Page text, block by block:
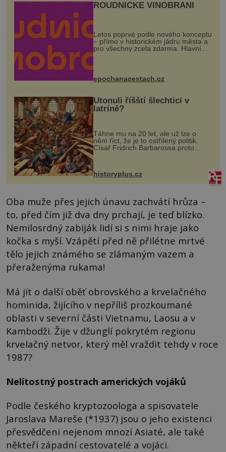
ROUDNICKÉ VINOBRANÍ
Letos poprvé podle nového konceptu
– přímo v historickém jádru města a
pro všechny zcela zdarma. Hlavní
program se odehraje na Karlově a
mohou těšit na víno, burčák, pes...
epochanacestach.cz
Utonuli říšští šlechtici v
latríně?
Táhne mu na 20 let, ale už lze o
něm říct, že je to ostřílený politik.
Císař Fridrich Barbarossa proto
posílá svého syna a dědice Jindřicha
VI. do Erfurtu, aby se stal
prostředníkem při řešení sporu m...
historyplus.cz
Oba muže přes jejich únavu zachvátí hrůza –
to, před čím již dva dny prchají, je teď blízko.
Nemilosrdný zabiják lidí si s nimi hraje jako
kočka s myší. Vzápětí před ně přilétne mrtvé
tělo jejich známého se zlámaným vazem a
přeraženýma rukama!
Má jít o další oběť obrovského a krvelačného
hominida, žijícího v nepříliš prozkoumané
oblasti v severní části Vietnamu, Laosu a v
Kambodži. Žije v džunglí pokrytém regionu
krvelačný netvor, který měl vraždit tehdy v roce
1987?
Nelítostný postrach amerických vojáků
Podle českého kryptozoologa a spisovatele
Jaroslava Mareše (*1937) jsou o jeho existenci
přesvědčeni nejenom mnozí Asiaté, ale také
někteří západní cestovatelé a vojáci.